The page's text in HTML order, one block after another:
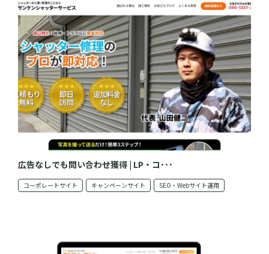
広告なしでも問い合わせ獲得 | LP・コ･･･
コーポレートサイト キャンペーンサイト SEO・Webサイト運用